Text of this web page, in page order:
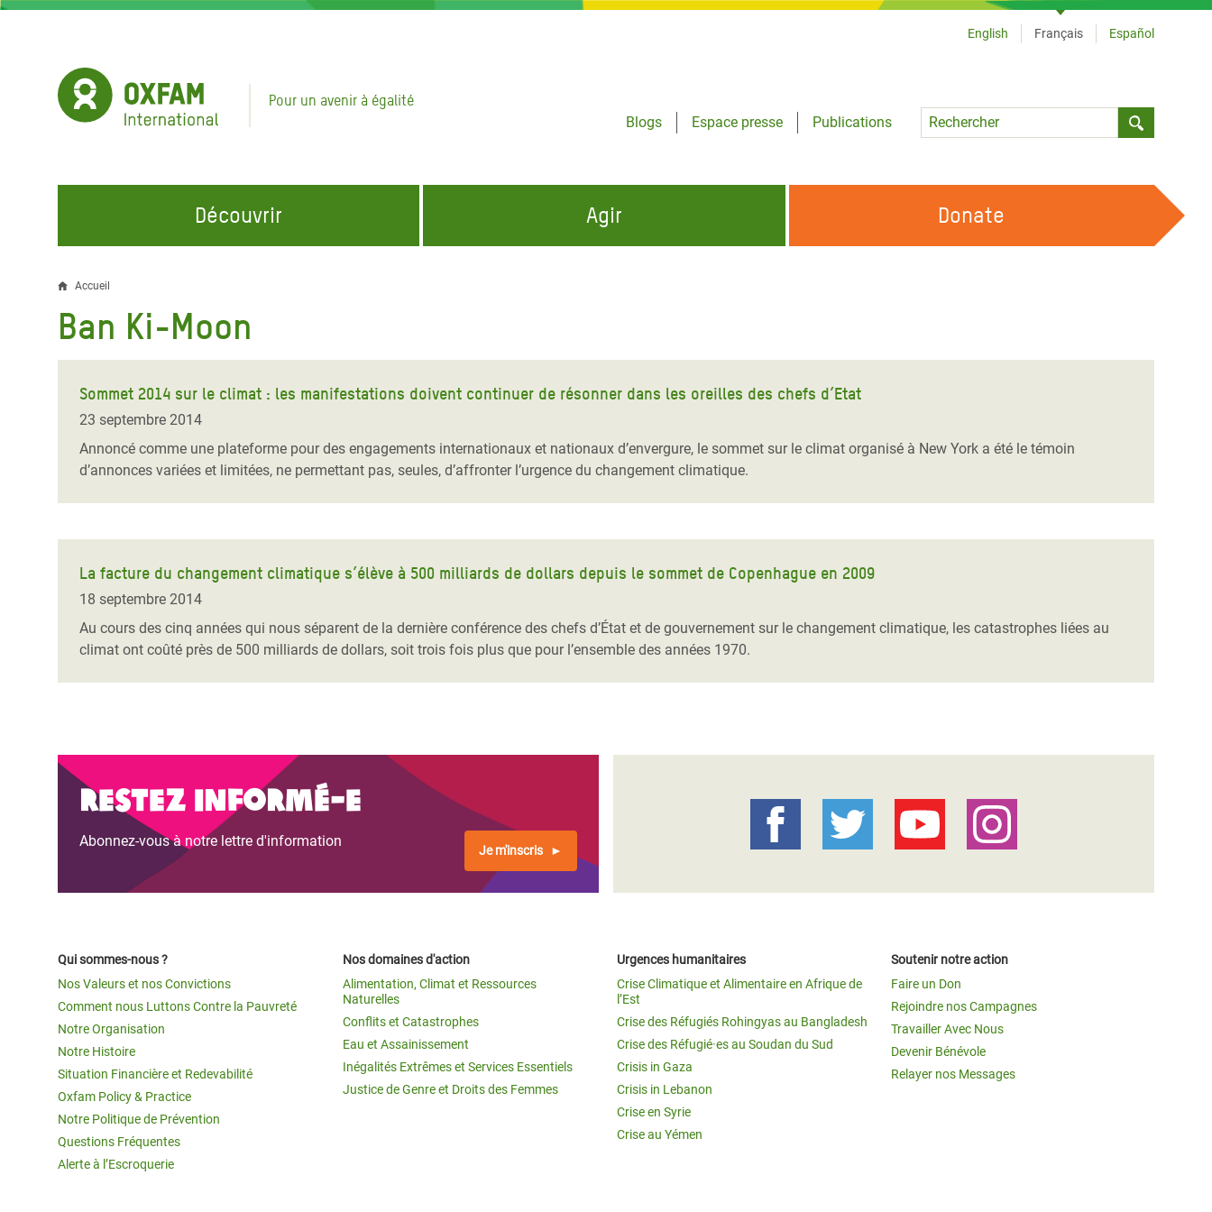
Aller
Pour un avenir à égalité
Blogs
Espace presse
Publications
Language
English Français Español
Découvrir
NOS DOMAINES D'ACTION
Eau et Assainissement
Alimentation, Climat et
Conflits et Catastrophes
Inégalités Extrêmes et
Gender, Rights, and Justice
Alimentaire en Afrique de
l’Est
Crise au Yémen
au Bangladesh
Soudan du Sud
Agir
REJOINDRE NOS CAMPAGNES
Climate Justice
Hands Off Our Spaces
Rejoignez la Communauté
#MonClimatMonAvenir
Mettons Fin à la Souffrance qui se Cache
Derrière notre Alimentation
Donate
d'Ariane
Accueil
Ban Ki-Moon
Sommet 2014 sur le climat : les manifestations doivent continuer de résonner dans les oreilles des chefs d’Etat
23 septembre 2014
Annoncé comme une plateforme pour des engagements internationaux et nationaux d’envergure, le sommet sur le climat organisé à New York a été le témoin
d’annonces variées et limitées, ne permettant pas, seules, d’affronter l’urgence du changement climatique.
La facture du changement climatique s’élève à 500 milliards de dollars depuis le sommet de Copenhague en 2009
18 septembre 2014
Au cours des cinq années qui nous séparent de la dernière conférence des chefs d’État et de gouvernement sur le changement climatique, les catastrophes liées au
climat ont coûté près de 500 milliards de dollars, soit trois fois plus que pour l’ensemble des années 1970.
Restez informé-e
Abonnez-vous à notre lettre d'information
Je m'inscris
Qui sommes-nous ?
Nos Valeurs et nos Convictions
Comment nous Luttons Contre la Pauvreté
Notre Organisation
Notre Histoire
Situation Financière et Redevabilité
Oxfam Policy & Practice
Notre Politique de Prévention
Questions Fréquentes
Alerte à l’Escroquerie
Nos domaines d'action
Alimentation, Climat et Ressources
Naturelles
Conflits et Catastrophes
Eau et Assainissement
Inégalités Extrêmes et Services Essentiels
Justice de Genre et Droits des Femmes
Urgences humanitaires
Crise Climatique et Alimentaire en Afrique de
l’Est
Crise des Réfugiés Rohingyas au Bangladesh
Crise des Réfugié·es au Soudan du Sud
Crisis in Gaza
Crisis in Lebanon
Crise en Syrie
Crise au Yémen
Soutenir notre action
Faire un Don
Rejoindre nos Campagnes
Travailler Avec Nous
Devenir Bénévole
Relayer nos Messages